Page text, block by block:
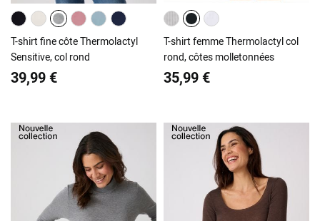
T-shirt fine côte Thermolactyl
Sensitive, col rond
39,99 €
T-shirt femme Thermolactyl col
rond, côtes molletonnées
35,99 €